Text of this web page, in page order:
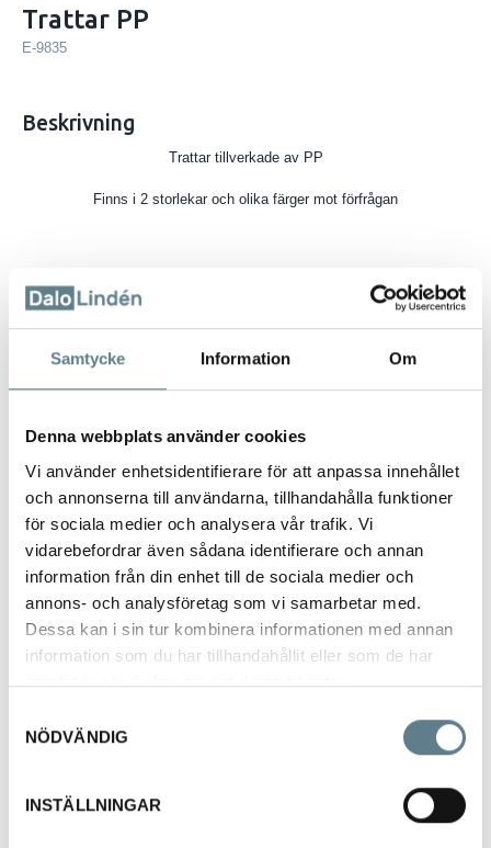
Samtycke Information Om
Denna webbplats använder cookies
Vi använder enhetsidentifierare för att anpassa innehållet
och annonserna till användarna, tillhandahålla funktioner
för sociala medier och analysera vår trafik. Vi
vidarebefordrar även sådana identifierare och annan
information från din enhet till de sociala medier och
annons- och analysföretag som vi samarbetar med.
Dessa kan i sin tur kombinera informationen med annan
information som du har tillhandahållit eller som de har
samlat in när du har använt deras tjänster.
NÖDVÄNDIG
INSTÄLLNINGAR
Trattar PP
E-9835
Beskrivning
Trattar tillverkade av PP
Finns i 2 storlekar och olika färger mot förfrågan
3
5
0
-
3
Ø
8
0
m
m
1
1